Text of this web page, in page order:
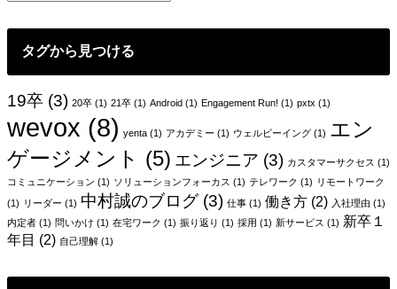
ビ
ゲ
ー
シ
ョ
ン
タグから見つける
19卒 (3) 20卒 (1) 21卒 (1) Android (1) Engagement Run! (1) pxtx (1)
wevox (8) yenta (1) アカデミー (1) ウェルビーイング (1) エン
ゲージメント (5) エンジニア (3) カスタマーサクセス (1)
コミュニケーション (1) ソリューションフォーカス (1) テレワーク (1) リモートワーク
(1) リーダー (1) 中村誠のブログ(3) 仕事 (1) 働き方 (2) 入社理由 (1)
内定者 (1) 問いかけ (1) 在宅ワーク (1) 振り返り (1) 採用 (1) 新サービス (1) 新卒１
年目 (2) 自己理解 (1)